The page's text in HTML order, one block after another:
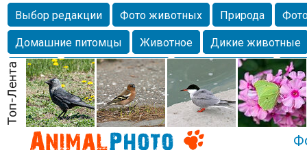
Выбор редакции Фото животных Природа
Домашние питомцы
Животное
Дикие животные
Собаки
Alexanderandronik Млекопитающие
Морда
Собачка Осень Портрет
Домашние
Насекомое
Коты Lebert Дикие птицы Утка